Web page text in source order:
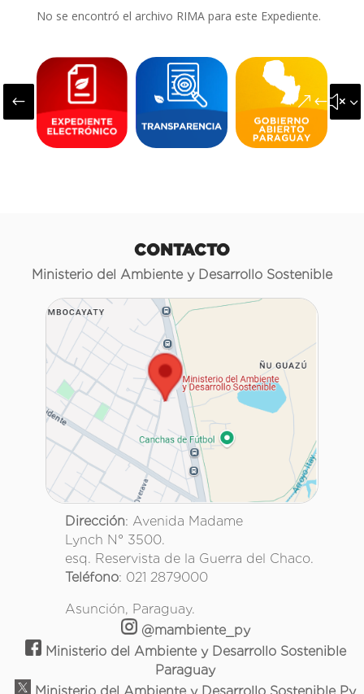
No se encontró el archivo RIMA para este Expediente.
#
CONTACTO
Ministerio del Ambiente y Desarrollo Sostenible
Dirección: Avenida Madame
Lynch N° 3500.
esq. Reservista de la Guerra del Chaco.
Teléfono: 021 2879000
Asunción, Paraguay.
@mambiente_py
Ministerio del Ambiente y Desarrollo Sostenible
Paraguay